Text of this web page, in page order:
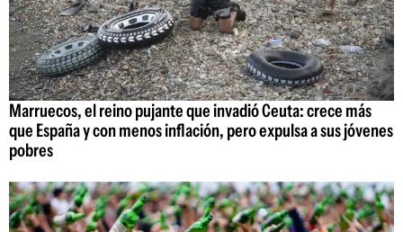
Marruecos, el reino pujante que invadió Ceuta: crece más
que España y con menos inflación, pero expulsa a sus jóvenes
pobres